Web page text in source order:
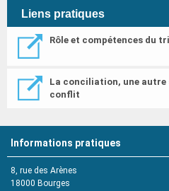
Liens pratiques
Rôle et compétences du
La conciliation, une
conflit
Informations pratiques
8, rue des Arènes
18000 Bourges